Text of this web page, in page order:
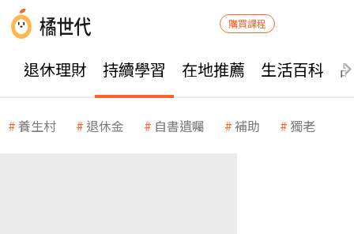
購買課程
退休理財 持續學習 在地推薦 生活百科
養生村 退休金 自書遺囑 補助 獨老